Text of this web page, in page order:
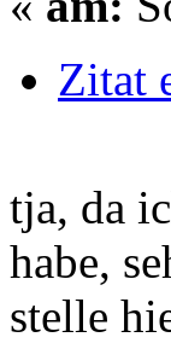
Zitat
tja, da
habe,
stelle